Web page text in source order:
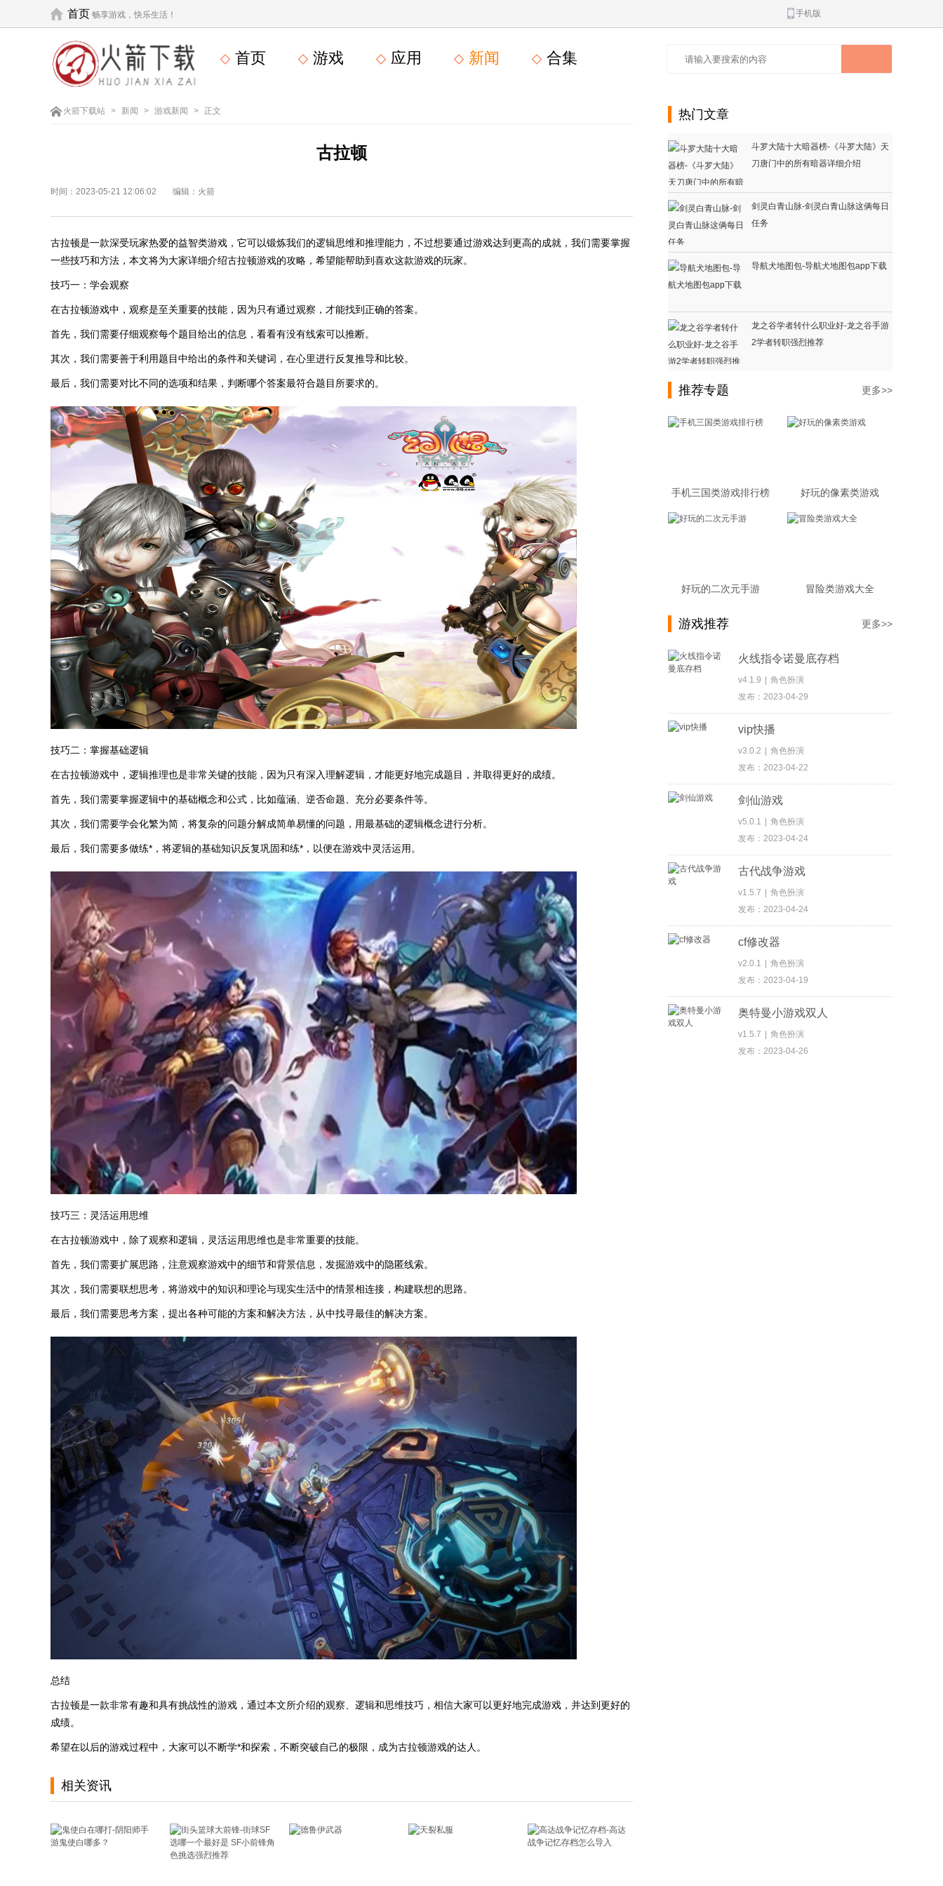
首页 畅享游戏，快乐生活！ 手机版
首页 游戏 应用 新闻 合集
火箭下载站 > 新闻 > 游戏新闻 > 正文
古拉顿
时间：2023-05-21 12:06:02 编辑：火箭
古拉顿是一款深受玩家热爱的益智类游戏，它可以锻炼我们的逻辑思维和推理能力，不过想要通过游戏达到更高的成就，我们需要掌握
一些技巧和方法，本文将为大家详细介绍古拉顿游戏的攻略，希望能帮助到喜欢这款游戏的玩家。
技巧一：学会观察
在古拉顿游戏中，观察是至关重要的技能，因为只有通过观察，才能找到正确的答案。
首先，我们需要仔细观察每个题目给出的信息，看看有没有线索可以推断。
其次，我们需要善于利用题目中给出的条件和关键词，在心里进行反复推导和比较。
最后，我们需要对比不同的选项和结果，判断哪个答案最符合题目所要求的。
技巧二：掌握基础逻辑
在古拉顿游戏中，逻辑推理也是非常关键的技能，因为只有深入理解逻辑，才能更好地完成题目，并取得更好的成绩。
首先，我们需要掌握逻辑中的基础概念和公式，比如蕴涵、逆否命题、充分必要条件等。
其次，我们需要学会化繁为简，将复杂的问题分解成简单易懂的问题，用最基础的逻辑概念进行分析。
最后，我们需要多做练*，将逻辑的基础知识反复巩固和练*，以便在游戏中灵活运用。
技巧三：灵活运用思维
在古拉顿游戏中，除了观察和逻辑，灵活运用思维也是非常重要的技能。
首先，我们需要扩展思路，注意观察游戏中的细节和背景信息，发掘游戏中的隐匿线索。
其次，我们需要联想思考，将游戏中的知识和理论与现实生活中的情景相连接，构建联想的思路。
最后，我们需要思考方案，提出各种可能的方案和解决方法，从中找寻最佳的解决方案。
总结
古拉顿是一款非常有趣和具有挑战性的游戏，通过本文所介绍的观察、逻辑和思维技巧，相信大家可以更好地完成游戏，并达到更好的
成绩。
希望在以后的游戏过程中，大家可以不断学*和探索，不断突破自己的极限，成为古拉顿游戏的达人。
相关资讯
热门文章
斗罗大陆十大暗器榜-《斗罗大陆》天
刀唐门中的所有暗器详细介绍
剑灵白青山脉-剑灵白青山脉这俩每日
任务
导航犬地图包-导航犬地图包app下载
龙之谷学者转什么职业好-龙之谷手游
2学者转职强烈推荐
推荐专题 更多>>
手机三国类游戏排行榜 好玩的像素类游戏
好玩的二次元手游 冒险类游戏大全
游戏推荐 更多>>
火线指令诺曼底存档
v4.1.9
角色扮演
发布：2023-04-29
vip快播
v3.0.2
角色扮演
发布：2023-04-22
剑仙游戏
v5.0.1
角色扮演
发布：2023-04-24
古代战争游戏
v1.5.7
角色扮演
发布：2023-04-24
cf修改器
v2.0.1
角色扮演
发布：2023-04-19
奥特曼小游戏双人
v1.5.7
角色扮演
发布：2023-04-26